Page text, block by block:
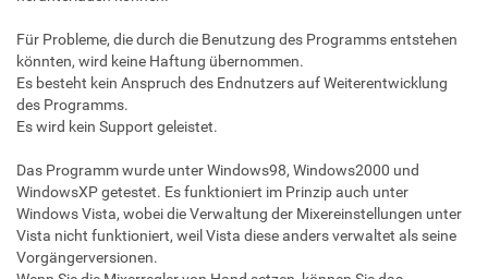
Für Probleme, die durch die Benutzung des Programms entstehen
könnten, wird keine Haftung übernommen.
Es besteht kein Anspruch des Endnutzers auf Weiterentwicklung
des Programms.
Es wird kein Support geleistet.
Das Programm wurde unter Windows98, Windows2000 und
WindowsXP getestet. Es funktioniert im Prinzip auch unter
Windows Vista, wobei die Verwaltung der Mixereinstellungen unter
Vista nicht funktioniert, weil Vista diese anders verwaltet als seine
Vorgängerversionen.